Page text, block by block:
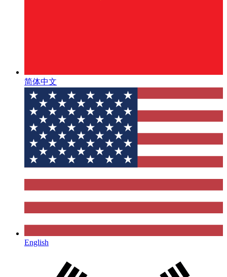
简体中文
English